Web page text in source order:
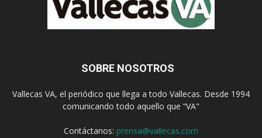
SOBRE NOSOTROS
Vallecas VA, el periódico que llega a todo Vallecas. Desde 1994
comunicando todo aquello que “VA"
Contáctanos: prensa@vallecas.com